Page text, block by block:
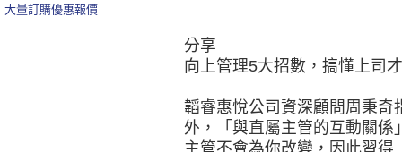
分享
向上管理5大招數，搞懂上司
韜睿惠悅公司資深顧問周秉奇
外，「與直屬主管的互動關
主管不會為你改變，因此習
大量訂購優惠報價